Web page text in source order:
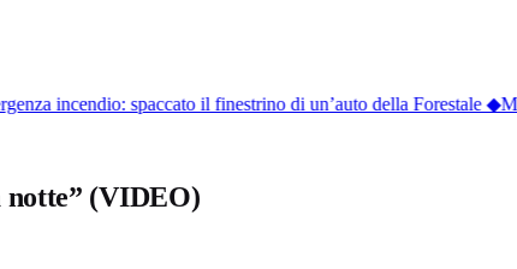
incendio: spaccato il finestrino di un’auto della Forestale◆
notte” (VIDEO)